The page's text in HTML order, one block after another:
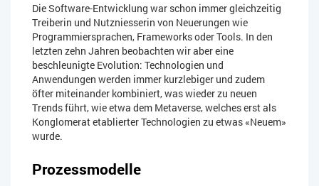
Die Software-Entwicklung war schon immer gleichzeitig
Treiberin und Nutzniesserin von Neuerungen wie
Programmiersprachen, Frameworks oder Tools. In den
letzten zehn Jahren beobachten wir aber eine
beschleunigte Evolution: Technologien und
Anwendungen werden immer kurzlebiger und zudem
öfter miteinander kombiniert, was wieder zu neuen
Trends führt, wie etwa dem Metaverse, welches erst als
Konglomerat etablierter Technologien zu etwas «Neuem»
wurde.
Prozessmodelle